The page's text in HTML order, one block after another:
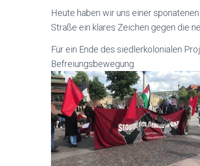
Heute haben wir uns einer
Straße ein klares Zeichen gegen die
Für ein Ende des siedlerkolonialen
Befreiungsbewegung.